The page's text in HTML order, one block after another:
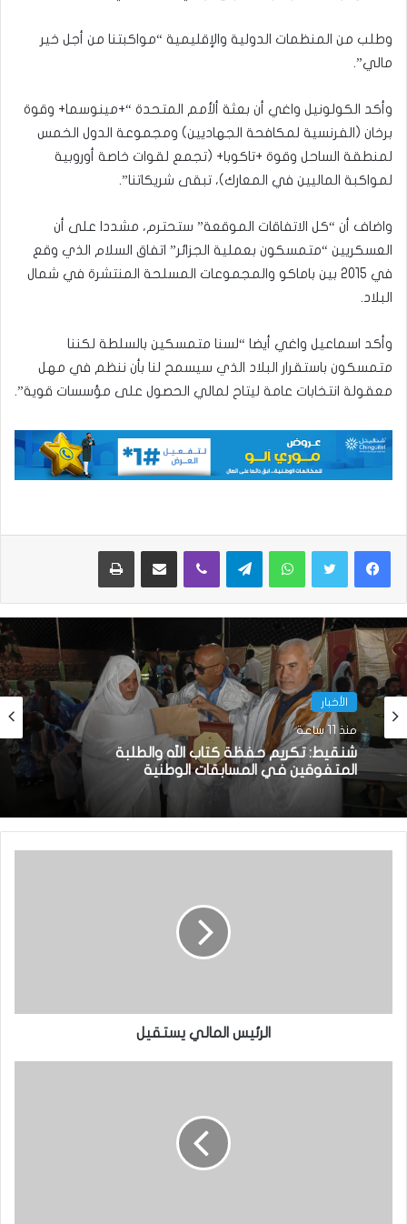
وطلب من المنظمات الدولية والإقليمية “مواكبتنا من أجل خير
مالي”.
وأكد الكولونيل واغي أن بعثة ألأمم المتحدة “+مينوسما+ وقوة
برخان (الفرنسية لمكافحة الجهاديين) ومجموعة الدول الخمس
لمنطقة الساحل وقوة +تاكوبا+ (تجمع لقوات خاصة أوروبية
لمواكبة الماليين في المعارك)، تبقى شريكاتنا”.
واضاف أن “كل الاتفاقات الموقعة” ستحترم، مشددا على أن
العسكريين “متمسكون بعملية الجزائر” اتفاق السلام الذي وقع
في 2015 بين باماكو والمجموعات المسلحة المنتشرة في شمال
البلاد.
وأكد اسماعيل واغي أيضا “لسنا متمسكين بالسلطة لكننا
متمسكون باستقرار البلاد الذي سيسمح لنا بأن ننظم في مهل
معقولة انتخابات عامة ليتاح لمالي الحصول على مؤسسات قوية”.
واتساب تيلقرام ڤايبر مشاركة عبر البريد طباعة
الأخبار
منذ 11 ساعة
شنقيط: تكريم حفظة كتاب الله والطلبة
المتفوقين في المسابقات الوطنية
الرئيس المالي يستقيل